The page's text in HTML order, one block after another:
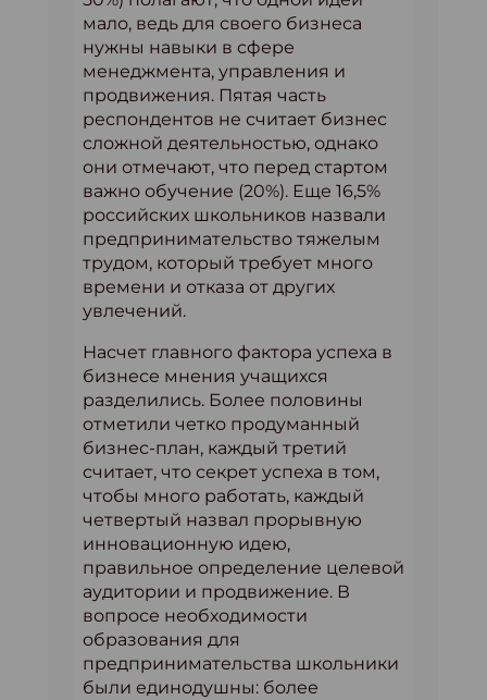
мало, ведь для своего бизнеса
нужны навыки в сфере
менеджмента, управления и
продвижения. Пятая часть
респондентов не считает бизнес
сложной деятельностью, однако
они отмечают, что перед стартом
важно обучение (20%). Еще 16,5%
российских школьников назвали
предпринимательство тяжелым
трудом, который требует много
времени и отказа от других
увлечений.
Насчет главного фактора успеха в
бизнесе мнения учащихся
разделились. Более половины
отметили четко продуманный
бизнес-план, каждый третий
считает, что секрет успеха в том,
чтобы много работать, каждый
четвертый назвал прорывную
инновационную идею,
правильное определение целевой
аудитории и продвижение. В
вопросе необходимости
образования для
предпринимательства школьники
были единодушны: более